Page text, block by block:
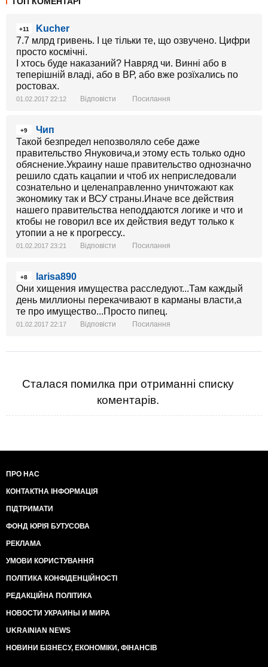
+11
Kucher
7.7 млрд гривень. І це тільки те, що озвучено. Цифри
просто космічні.
І хтось буде наказаний? Навряд чи. Винні або в
теперішній владі, або в ВР, або вже розїхались по
ростовах.
01.02.2017 22:12 Відповісти Посилання
+9
Чип
Такой безпредел непозволяло себе даже
правительство Януковича,и этому есть только одно
обяснение.Украину наше правительство однозначно
решило сдать кацапии и чтоб их неприследовали
сознательно и целенаправленно уничтожают как
экономику так и ВСУ страны.Иначе все действия
нашего правительства неподдаются логике и что и
ктобы не говорил все их действия ведут только к
утопии а не к прогрессу..
01.02.2017 23:21 Відповісти Посилання
+8
larisa890
Они хищения имущества расследуют...Там каждый
день миллионы перекачивают в карманы власти,а
те про имущество...Просто пипец.
01.02.2017 22:17 Відповісти Посилання
Сталася помилка при отриманні списку
коментарів.
ПРО НАС
КОНТАКТНА ІНФОРМАЦІЯ
ПІДТРИМАТИ
ФОНД ЮРІЯ БУТУСОВА
РЕКЛАМА
УМОВИ КОРИСТУВАННЯ
ПОЛІТИКА КОНФІДЕНЦІЙНОСТІ
РЕДАКЦІЙНА ПОЛІТИКА
НОВОСТИ УКРАИНЫ И МИРА
UKRAINIAN NEWS
НОВИНИ БІЗНЕСУ, ЕКОНОМІКИ, ФІНАНСІВ